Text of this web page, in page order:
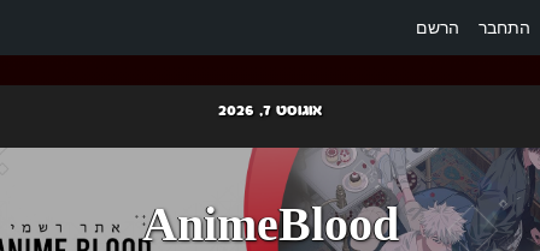
התחבר הרשם
content
אוגוסט 7, 2026
AnimeBlood